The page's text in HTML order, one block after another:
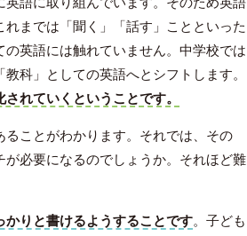
までは「聞く」「話す」ことといった
英語には触れていません。中学校では
科」としての英語へとシフトします。
れていくということです。
ことがわかります。それでは、その
が必要になるのでしょうか。それほど難
かりと書けるようすることです。子ども